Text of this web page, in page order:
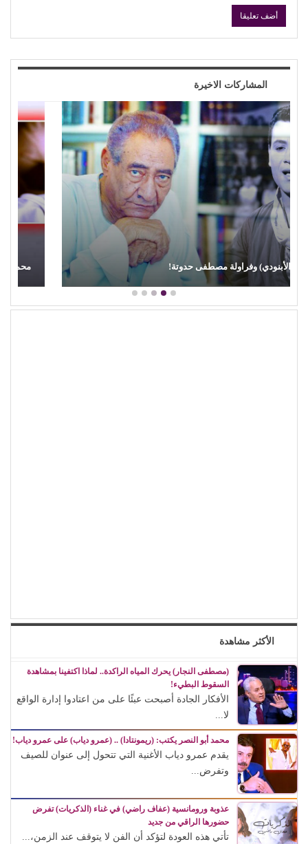
المشاركات الاخيرة
محمود عطية يكتب: سوق (الترند) واللحم الرخيص!
الأكثر مشاهدة
(مصطفى النجار) يحرك المياه الراكدة.. لماذا اكتفينا بمشاهدة
السقوط البطيء!
الأفكار الجادة أصبحت عبئًا على من اعتادوا إدارة الواقع
لا...
محمد أبو النصر يكتب: (ريمونتادا) .. (عمرو دياب) على عمرو دياب!
يقدم عمرو دياب الأغنية التي تتحول إلى عنوان للصيف
وتفرض...
عذوبة ورومانسية (عفاف راضي) في غناء (الذكريات) تفرض
حضورها الراقي من جديد
تأتي هذه العودة لتؤكد أن الفن لا يتوقف عند الزمن،...